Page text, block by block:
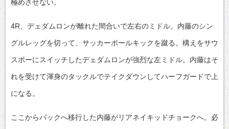
極めさせない。
4R、デェダムロンが離れた間合いで左右のミドル。内藤のシン
グルレッグを切って、サッカーボールキックを蹴る。構えをサウ
スポーにスイッチしたデェダムロンが強烈な左ミドル。内藤はそ
れを受けて渾身のタックルでテイクダウンしてハーフガードで上
になる。
ここからバックへ移行した内藤がリアネイキッドチョークへ。必